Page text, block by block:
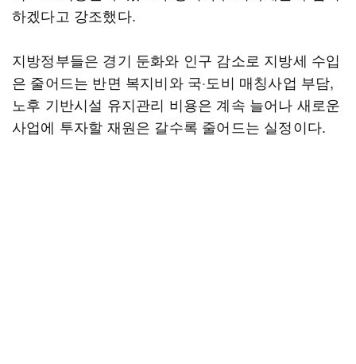
하겠다고 강조했다.
지방정부들은 경기 둔화와 인구 감소로 지방세 수입
은 줄어드는 반면 복지비와 국·도비 매칭사업 부담,
노후 기반시설 유지관리 비용은 계속 늘어나 새로운
사업에 투자할 재원은 갈수록 줄어드는 실정이다.